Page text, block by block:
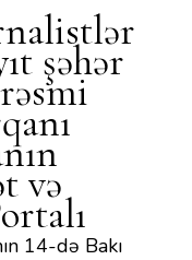
şəhər
və
14-də Bakı